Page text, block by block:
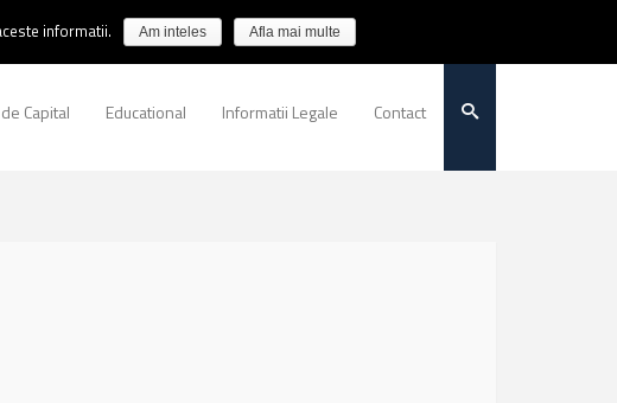
Capital Educational Informatii Legale Contact
informatii. Am inteles Afla mai multe